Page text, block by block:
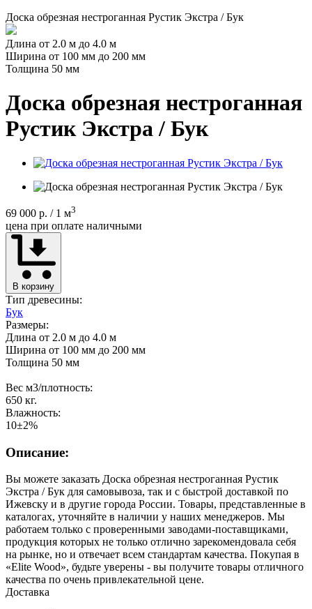
Доска обрезная нестроганная Рустик Экстра / Бук
Длина от 2.0 м до 4.0 м
Ширина от 100 мм до 200 мм
Толщина 50 мм
Доска обрезная нестроганная
Рустик Экстра / Бук
69 000 р. / 1 м3
цена при оплате наличными
В корзину
Тип древесины:
Бук
Размеры:
Длина от 2.0 м до 4.0 м
Ширина от 100 мм до 200 мм
Толщина 50 мм
Вес м3/плотность:
650 кг.
Влажность:
10±2%
Описание:
Вы можете заказать Доска обрезная нестроганная Рустик
Экстра / Бук для самовывоза, так и с быстрой доставкой по
Ижевску и в другие города России. Товары, представленные в
каталогах, уточняйте в наличии у наших менеджеров. Мы
работаем только с проверенными заводами-поставщиками,
продукция которых не только отлично зарекомендовала себя
на рынке, но и отвечает всем стандартам качества. Покупая в
«Elite Wood», будьте уверены - вы получите товары отличного
качества по очень привлекательной цене.
Доставка